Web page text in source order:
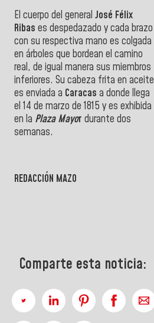
El cuerpo del general José Félix
Ribas es despedazado y cada brazo
con su respectiva mano es colgada
en árboles que bordean el camino
real, de igual manera sus miembros
inferiores. Su cabeza frita en aceite
es enviada a Caracas a donde llega
el 14 de marzo de 1815 y es exhibida
en la Plaza Mayor durante dos
semanas.
REDACCIÓN MAZO
Comparte esta noticia: